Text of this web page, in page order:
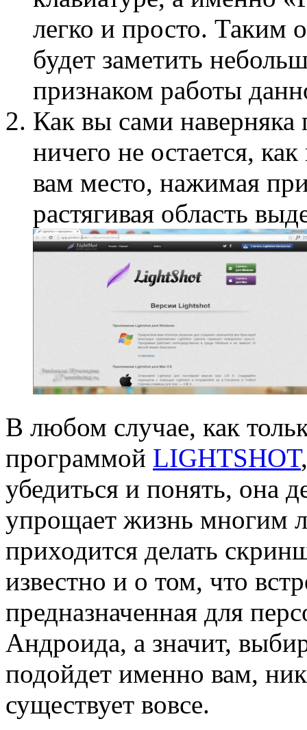
легко и просто. Таким
будет заметить
признаком работы
Как вы сами наверняка
ничего не остается,
вам место, нажимая
растягивая область
В любом случае, как
программой LIGHTSHOT
убедиться и понять, она
упрощает жизнь многим
приходится делать
известно и о том, что
предназначенная для
Андроида, а значит,
подойдет именно вам,
существует вовсе.